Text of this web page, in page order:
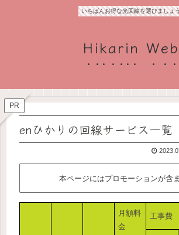
いちばんお得な光回線を選びましょ
Hikarin Web
PR
enひかりの回線サービス一覧
本ページにはプロモーションが含
月額料
金
工事費